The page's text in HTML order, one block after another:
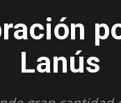
Lanús
Lanús